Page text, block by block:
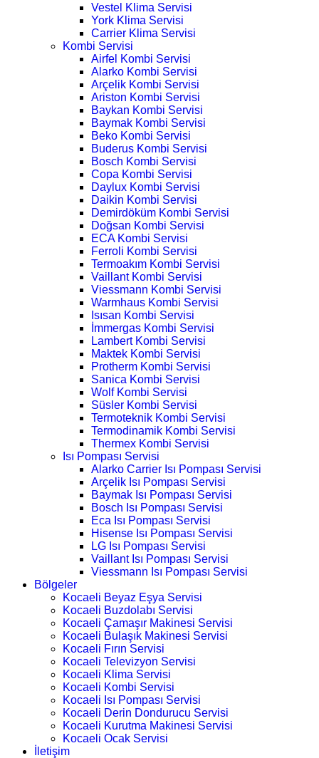
Vestel Klima Servisi
York Klima Servisi
Carrier Klima Servisi
Kombi Servisi
Airfel Kombi Servisi
Alarko Kombi Servisi
Arçelik Kombi Servisi
Ariston Kombi Servisi
Baykan Kombi Servisi
Baymak Kombi Servisi
Beko Kombi Servisi
Buderus Kombi Servisi
Bosch Kombi Servisi
Copa Kombi Servisi
Daylux Kombi Servisi
Daikin Kombi Servisi
Demirdöküm Kombi Servisi
Doğsan Kombi Servisi
ECA Kombi Servisi
Ferroli Kombi Servisi
Termoakım Kombi Servisi
Vaillant Kombi Servisi
Viessmann Kombi Servisi
Warmhaus Kombi Servisi
Isısan Kombi Servisi
İmmergas Kombi Servisi
Lambert Kombi Servisi
Maktek Kombi Servisi
Protherm Kombi Servisi
Sanica Kombi Servisi
Wolf Kombi Servisi
Süsler Kombi Servisi
Termoteknik Kombi Servisi
Termodinamik Kombi Servisi
Thermex Kombi Servisi
Isı Pompası Servisi
Alarko Carrier Isı Pompası Servisi
Arçelik Isı Pompası Servisi
Baymak Isı Pompası Servisi
Bosch Isı Pompası Servisi
Eca Isı Pompası Servisi
Hisense Isı Pompası Servisi
LG Isı Pompası Servisi
Vaillant Isı Pompası Servisi
Viessmann Isı Pompası Servisi
Bölgeler
Kocaeli Beyaz Eşya Servisi
Kocaeli Buzdolabı Servisi
Kocaeli Çamaşır Makinesi Servisi
Kocaeli Bulaşık Makinesi Servisi
Kocaeli Fırın Servisi
Kocaeli Televizyon Servisi
Kocaeli Klima Servisi
Kocaeli Kombi Servisi
Kocaeli Isı Pompası Servisi
Kocaeli Derin Dondurucu Servisi
Kocaeli Kurutma Makinesi Servisi
Kocaeli Ocak Servisi
İletişim